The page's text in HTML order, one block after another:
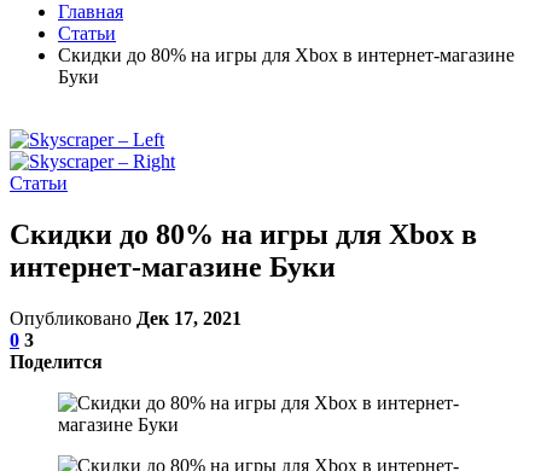
Главная
Статьи
Скидки до 80% на игры для Xbox в интернет-магазине
Буки
Статьи
Скидки до 80% на игры для Xbox в
интернет-магазине Буки
Опубликовано Дек 17, 2021
0 3
Поделится